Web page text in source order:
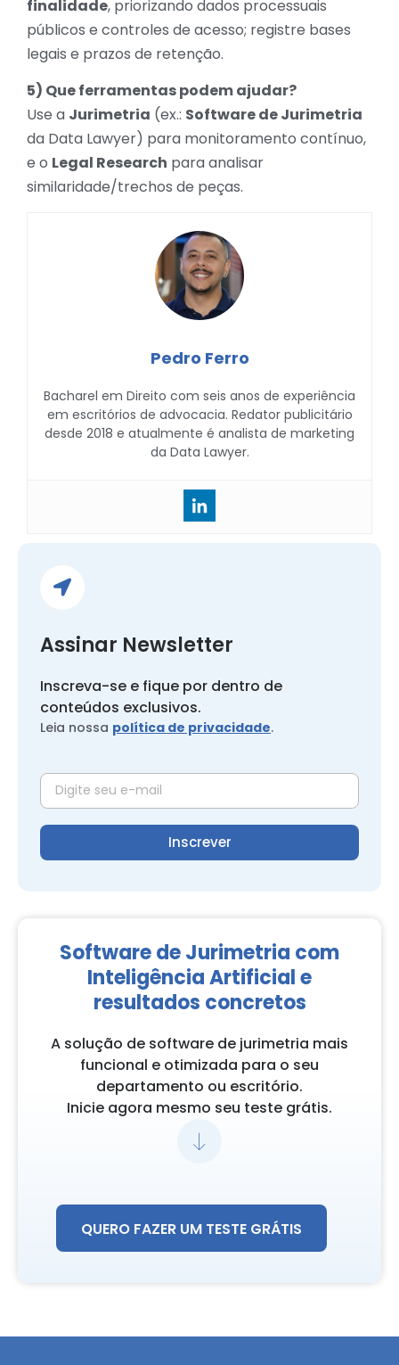
finalidade, priorizando dados processuais
públicos e controles de acesso; registre bases
legais e prazos de retenção.
5) Que ferramentas podem ajudar?
Use a Jurimetria (ex.: Software de Jurimetria
da Data Lawyer) para monitoramento contínuo,
e o Legal Research para analisar
similaridade/trechos de peças.
Pedro Ferro
Bacharel em Direito com seis anos de experiência
em escritórios de advocacia. Redator publicitário
desde 2018 e atualmente é analista de marketing
da Data Lawyer.
Assinar Newsletter
Inscreva-se e fique por dentro de
conteúdos exclusivos.
Leia nossa política de privacidade.
Inscrever
Software de Jurimetria com
Inteligência Artificial e
resultados concretos
A solução de software de jurimetria mais
funcional e otimizada para o seu
departamento ou escritório.
Inicie agora mesmo seu teste grátis.
QUERO FAZER UM TESTE GRÁTIS